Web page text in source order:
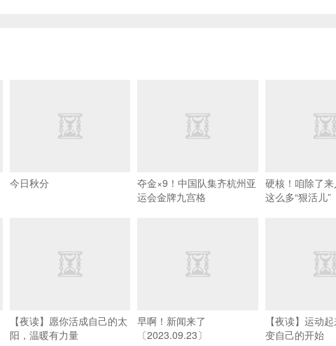
今日秋分
夺金×9！中国队集齐杭州亚
运会金牌九宫格
硬核！咱除了
这么多“狠活儿”
【夜读】愿你活成自己的太
阳，温暖有力量
早啊！新闻来了
〔2023.09.23〕
【夜读】运动
变自己的开始